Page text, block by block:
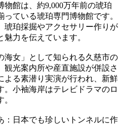
館は、約9,000万年前の琥珀
ている琥珀専門博物館です。
琥珀採掘やアクセサリー作りが
力を伝えています。
海女」として知られる久慈市の
光案内所や産直施設が併設さ
よる素潜り実演が行われ、新鮮
。小袖海岸はテレビドラマのロ
：日本でも珍しいトンネルに作